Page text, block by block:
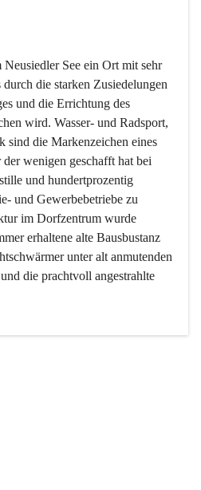
See ein Ort mit sehr
die starken Zusiedelungen
und die Errichtung des
wird. Wasser- und Radsport,
die Markenzeichen eines
wenigen geschafft hat bei
und hundertprozentig
und Gewerbebetriebe zu
im Dorfzentrum wurde
erhaltene alte Bausbustanz
unter alt anmutenden
die prachtvoll angestrahlte
nicht mehr, ist aber integrativer